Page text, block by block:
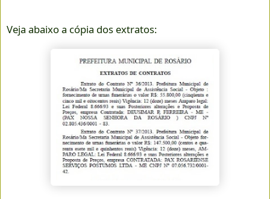
Veja abaixo a cópia dos extratos: